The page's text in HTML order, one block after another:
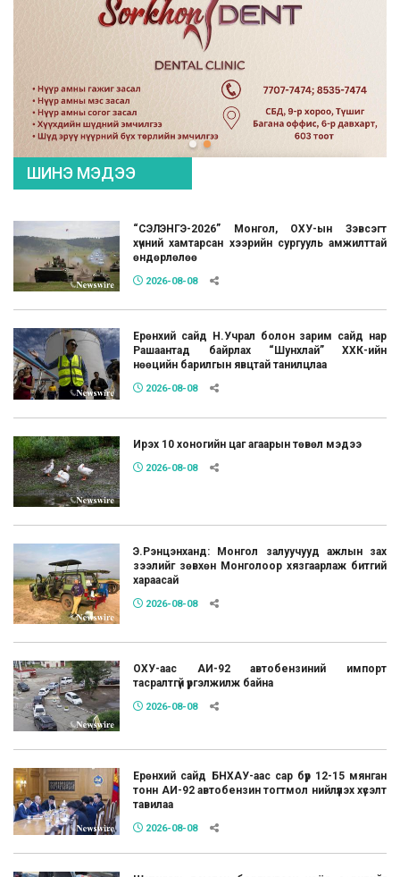
ШИНЭ МЭДЭЭ
“СЭЛЭНГЭ-2026” Монгол, ОХУ-ын Зэвсэгт
хүчний хамтарсан хээрийн сургууль амжилттай
өндөрлөлөө
2026-08-08
Ерөнхий сайд Н.Учрал болон зарим сайд нар
Рашаантад байрлах “Шунхлай” ХХК-ийн
нөөцийн барилгын явцтай танилцлаа
2026-08-08
Ирэх 10 хоногийн цаг агаарын төвөл мэдээ
2026-08-08
Э.Рэнцэнханд: Монгол залуучууд ажлын зах
зээлийг зөвхөн Монголоор хязгаарлаж битгий
хараасай
2026-08-08
ОХУ-аас АИ-92 автобензиний импорт
тасралтгүй үргэлжилж байна
2026-08-08
Ерөнхий сайд БНХАУ-аас сар бүр 12-15 мянган
тонн АИ-92 автобензин тогтмол нийлүүлэх хүсэлт
тавилаа
2026-08-08